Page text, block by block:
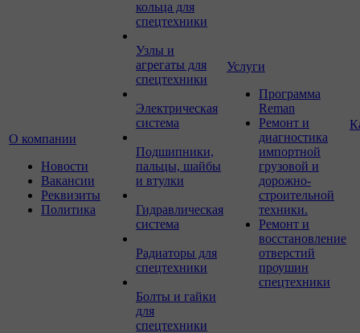
О компании
Новости
Вакансии
Реквизиты
Политика
кольца для
спецтехники
Узлы и
агрегаты для
спецтехники
Электрическая
система
Подшипники,
пальцы, шайбы
и втулки
Гидравлическая
система
Радиаторы для
спецтехники
Болты и гайки
для
спецтехники
Услуги
Программа
Reman
Ремонт и
диагностика
импортной
грузовой и
дорожно-
строительной
техники.
Ремонт и
восстановление
отверстий
проушин
спецтехники